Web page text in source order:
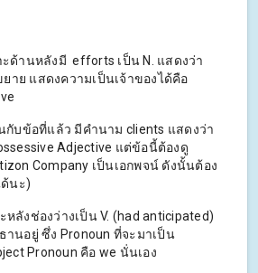
ะด้านหลังมี efforts เป็น N. แสดงว่า
าย แสดงความเป็นเจ้าของได้คือ
กับข้อที่แล้ว มีคำนาม clients แสดงว่า
Adjective แต่ข้อนี้ต้องดู
Company เป็นเอกพจน์ ดังนั้นต้อง
นะ)
หลังช่องว่างเป็น V. (had anticipated)
านอยู่ ซึ่ง Pronoun ที่จะมาเป็น
Pronoun คือ we นั่นเอง